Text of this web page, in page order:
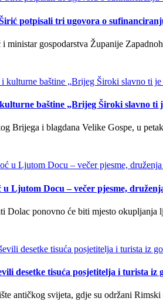
potpisali tri ugovora o
gospodarstva Županije
baštine „Brijeg Široki slavno ti
Brijega i blagdana Velike Gospe, u
u Ljutom Docu – večer pjesme,
Dolac ponovno će biti mjesto okupljanja
desetke tisuća posjetitelja i turista iz
antičkog svijeta, gdje su održani